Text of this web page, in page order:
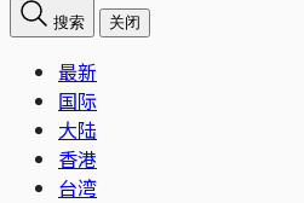
搜索 关闭
最新
国际
大陆
香港
台湾